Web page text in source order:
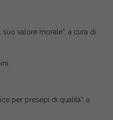
valore morale”, a cura di
per presepi di qualità”, a